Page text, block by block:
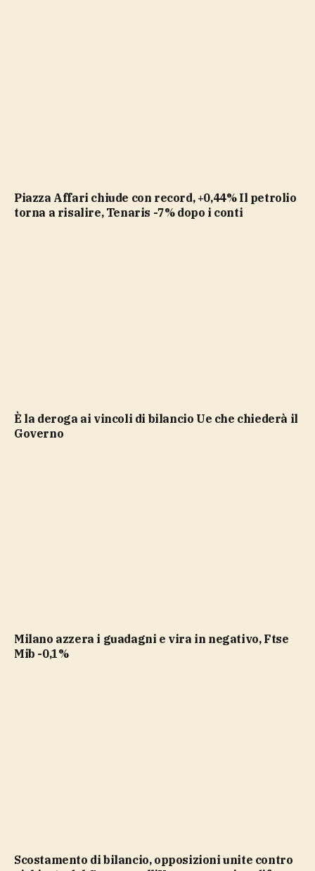
Piazza Affari chiude con record, +0,44% Il petrolio
torna a risalire, Tenaris -7% dopo i conti
è la deroga ai vincoli di bilancio Ue che chiederà il
Governo
Milano azzera i guadagni e vira in negativo, Ftse
Mib -0,1%
Scostamento di bilancio, opposizioni unite contro